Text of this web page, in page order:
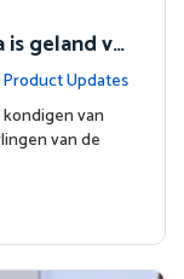
geland vo
Product Updates
van
van de